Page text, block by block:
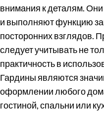
внимания к деталям.
и выполняют функцию
посторонних взглядов.
следует учитывать не
практичность в
Гардины являются
оформлении любого
гостиной, спальни или